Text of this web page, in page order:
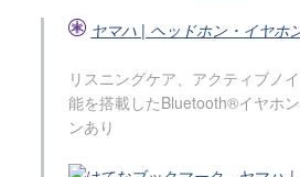
ヤマハ | ヘッドホン・イヤホ
リスニングケア、アクティブノ
能を搭載したBluetooth®イヤホ
ンあり